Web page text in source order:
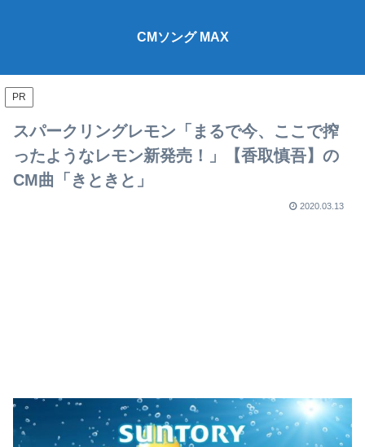
CMソング MAX
PR
スパークリングレモン「まるで今、ここで搾
ったようなレモン新発売！」【香取慎吾】の
CM曲「きときと」
2020.03.13